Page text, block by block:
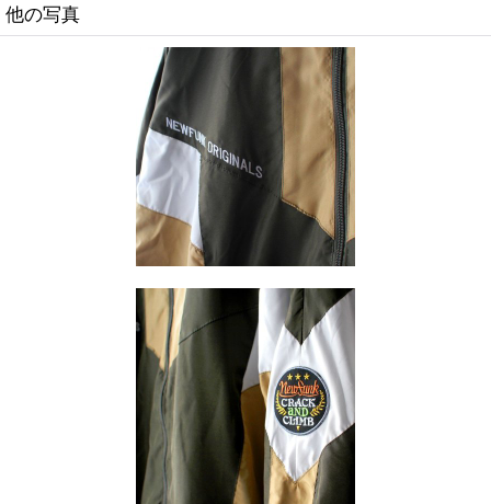
他の写真